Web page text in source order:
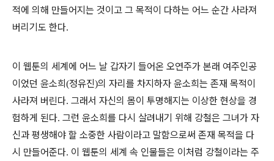
적에 의해 만들어지는 것이고 그 목적이 다하는 어느 순간 사라져
버리기도 한다.
이 웹툰의 세계에 어느 날 갑자기 들어온 오연주가 본래 여주인공
이었던 윤소희 (정유진)의 자리를 차지하자 윤소희는 존재 목적이
사라져 버린다. 그래서 자신의 몸이 투명해지는 이상한 현상을 경
험하게 된다. 그런 윤소희를 다시 살려내기 위해 강철은 그녀가 자
신과 평생해야 할 소중한 사람이라고 말함으로써 존재 목적을 다
시 만들어준다. 이 웹툰의 세계 속 인물들은 이처럼 강철이라는 주